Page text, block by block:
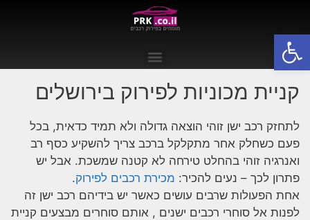
פתח סרגל נגישות
קניית מכוניות לפירוק בירושלים
לתחזק רכב ישן זוהי הוצאה גדולה ולא תמיד כדאית, בכל
פעם כשחלק אחר מתקלקל ברכב צריך להשקיע כסף רב
ואנרגיה זוהי בהחלט טירחה לא קטנה שמשכת. אבל יש
פתרון לכך – נעים להכיר: מכירת רכבים לפירוק.
אחת הפעולות שרבים עושים כאשר יש בידיהם רכב ישן זה
לפנות אל סוחרי רכבים ישנים , אותם סוחרים מבצעים קניית